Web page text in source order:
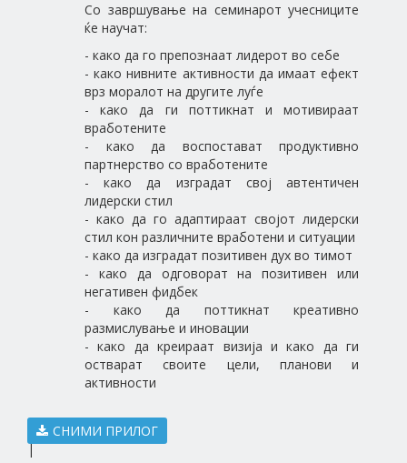
Со завршување на семинарот учесниците
ќе научат:
- како да го препознаат лидерот во себе
- како нивните активности да имаат ефект
врз моралот на другите луѓе
- како да ги поттикнат и мотивираат
вработените
- како да воспостават продуктивно
партнерство со вработените
- како да изградат свој автентичен
лидерски стил
- како да го адаптираат својот лидерски
стил кон различните вработени и ситуации
- како да изградат позитивен дух во тимот
- како да одговорат на позитивен или
негативен фидбек
- како да поттикнат креативно
размислување и иновации
- како да креираат визија и како да ги
остварат своите цели, планови и
активности
СНИМИ ПРИЛОГ
|